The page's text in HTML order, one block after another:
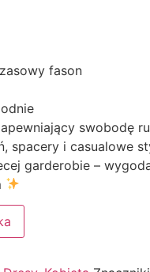
fason
swobodę
spacery i casualowe
garderobie –